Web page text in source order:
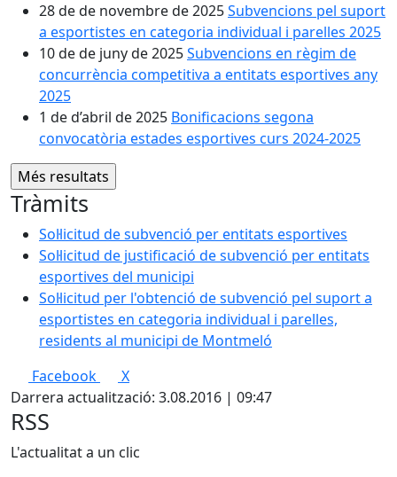
28 de de novembre de 2025Subvencions pel suport
a esportistes en categoria individual i parelles 2025
10 de de juny de 2025Subvencions en règim de
concurrència competitiva a entitats esportives any
2025
1 de d’abril de 2025 Bonificacions segona
convocatòria estades esportives curs 2024-2025
Tràmits
Sol·licitud de subvenció per entitats esportives
Sol·licitud de justificació de subvenció per entitats
esportives del municipi
Sol·licitud per l'obtenció de subvenció pel suport a
esportistes en categoria individual i parelles,
residents al municipi de Montmeló
Facebook
X
Darrera actualització: 3.08.2016 | 09:47
RSS
L'actualitat a un clic